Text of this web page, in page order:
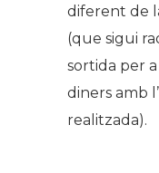
diferent de
(que sigui
sortida per
diners amb
realitzada).